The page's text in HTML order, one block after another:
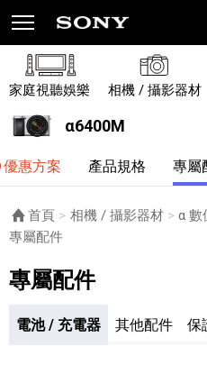
家庭視聽娛樂 相機 / 攝影器材
α6400M
優惠方案 產品規格 專屬
首頁 相機 / 攝影器材 α 數
目前頁面：
專屬配件
專屬配件
電池 / 充電器 其他配件 保